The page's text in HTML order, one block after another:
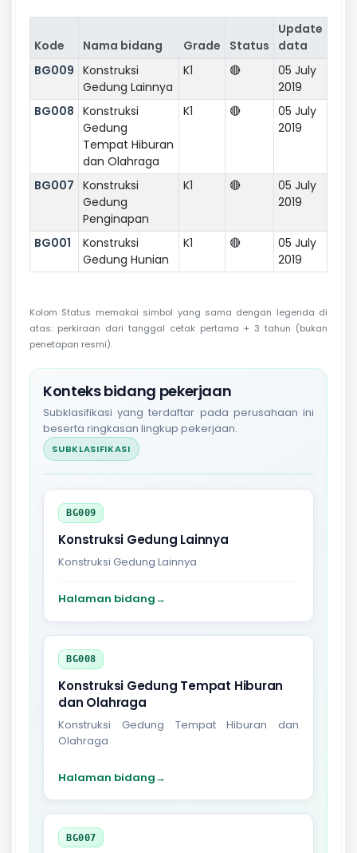
Kode Nama bidang Grade Status
Update
data
BG009 Konstruksi
Gedung Lainnya
K1 🔴
05 July
2019
BG008 Konstruksi
Gedung
Tempat Hiburan
dan Olahraga
K1 🔴
05 July
2019
BG007 Konstruksi
Gedung
Penginapan
K1 🔴
05 July
2019
BG001
Konstruksi
Gedung Hunian
K1 🔴
05 July
2019
Kolom Status memakai simbol yang sama dengan legenda di
atas: perkiraan dari tanggal cetak pertama + 3 tahun (bukan
penetapan resmi).
Konteks bidang pekerjaan
Subklasifikasi yang terdaftar pada perusahaan ini
beserta ringkasan lingkup pekerjaan.
SUBKLASIFIKASI
BG009
Konstruksi Gedung Lainnya
Konstruksi Gedung Lainnya
Halaman bidang→
BG008
Konstruksi Gedung Tempat Hiburan
dan Olahraga
Konstruksi Gedung Tempat Hiburan dan
Olahraga
Halaman bidang→
BG007